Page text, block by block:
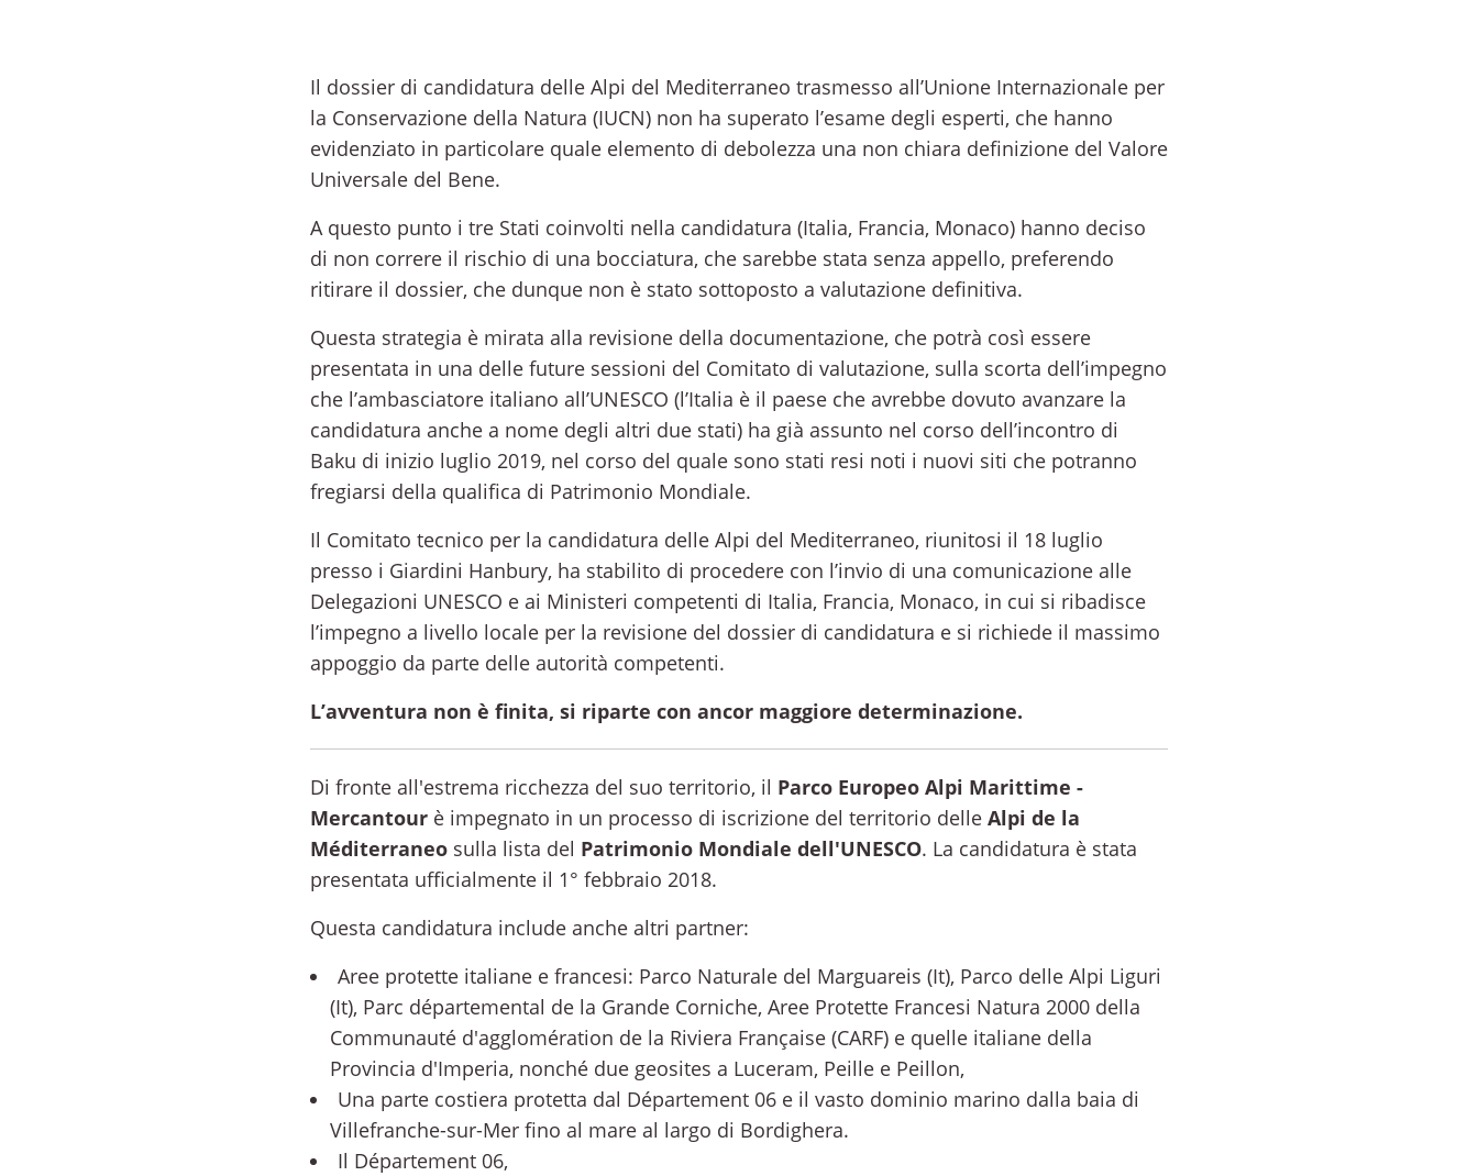
Il dossier di candidatura delle Alpi del Mediterraneo trasmesso all’Unione Internazionale per
la Conservazione della Natura (IUCN) non ha superato l’esame degli esperti, che hanno
evidenziato in particolare quale elemento di debolezza una non chiara definizione del Valore
Universale del Bene.
A questo punto i tre Stati coinvolti nella candidatura (Italia, Francia, Monaco) hanno deciso
di non correre il rischio di una bocciatura, che sarebbe stata senza appello, preferendo
ritirare il dossier, che dunque non è stato sottoposto a valutazione definitiva.
Questa strategia è mirata alla revisione della documentazione, che potrà così essere
presentata in una delle future sessioni del Comitato di valutazione, sulla scorta dell’impegno
che l’ambasciatore italiano all’UNESCO (l’Italia è il paese che avrebbe dovuto avanzare la
candidatura anche a nome degli altri due stati) ha già assunto nel corso dell’incontro di
Baku di inizio luglio 2019, nel corso del quale sono stati resi noti i nuovi siti che potranno
fregiarsi della qualifica di Patrimonio Mondiale.
Il Comitato tecnico per la candidatura delle Alpi del Mediterraneo, riunitosi il 18 luglio
presso i Giardini Hanbury, ha stabilito di procedere con l’invio di una comunicazione alle
Delegazioni UNESCO e ai Ministeri competenti di Italia, Francia, Monaco, in cui si ribadisce
l’impegno a livello locale per la revisione del dossier di candidatura e si richiede il massimo
appoggio da parte delle autorità competenti.
L’avventura non è finita, si riparte con ancor maggiore determinazione.
Di fronte all'estrema ricchezza del suo territorio, il Parco Europeo Alpi Marittime -
Mercantour è impegnato in un processo di iscrizione del territorio delle Alpi de la
Méditerraneo sulla lista del Patrimonio Mondiale dell'UNESCO. La candidatura è stata
presentata ufficialmente il 1° febbraio 2018.
Questa candidatura include anche altri partner:
Aree protette italiane e francesi: Parco Naturale del Marguareis (It), Parco delle Alpi Liguri
(It), Parc départemental de la Grande Corniche, Aree Protette Francesi Natura 2000 della
Communauté d'agglomération de la Riviera Française (CARF) e quelle italiane della
Provincia d'Imperia, nonché due geosites a Luceram, Peille e Peillon,
Una parte costiera protetta dal Département 06 e il vasto dominio marino dalla baia di
Villefranche-sur-Mer fino al mare al largo di Bordighera.
Il Département 06,